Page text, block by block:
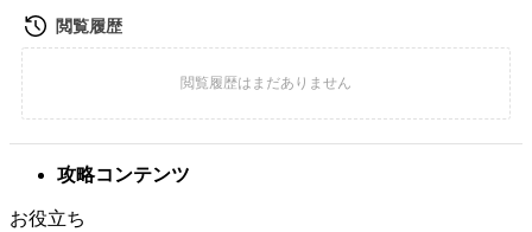
攻略コンテンツ
お役立ち